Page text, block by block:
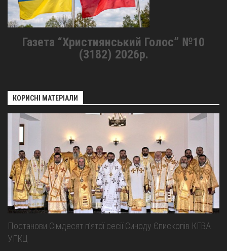
Газета “Християнський Голос” №10
(3182) 2026р.
КОРИСНІ МАТЕРІАЛИ
Постанови Сімдесят п’ятої сесії Синоду Єпископів КГВА
УГКЦ